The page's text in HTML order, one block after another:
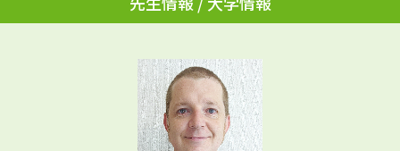
訂正のご案内